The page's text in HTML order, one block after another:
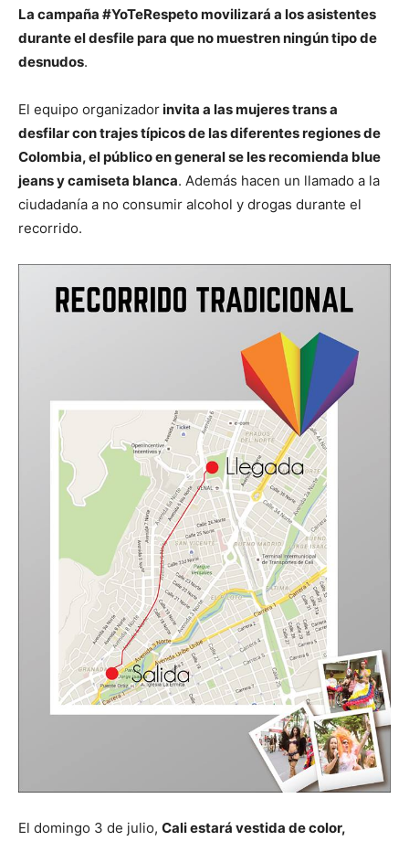
La campaña #YoTeRespeto movilizará a los asistentes
durante el desfile para que no muestren ningún tipo de
desnudos.
El equipo organizadorinvita a las mujeres trans a
desfilar con trajes típicos de las diferentes regiones de
Colombia, el público en general se les recomienda blue
jeans y camiseta blanca. Además hacen un llamado a la
ciudadanía a no consumir alcohol y drogas durante el
recorrido.
El domingo 3 de julio, Cali estará vestida de color,